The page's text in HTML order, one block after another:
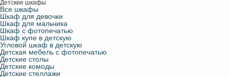
Детские шкафы
Все шкафы
Шкаф для девочки
Шкаф для мальчика
Шкаф с фотопечатью
Шкаф купе в детскую
Угловой шкаф в детскую
Детская мебель с фотопечатью
Детские столы
Детские комоды
Детские стеллажи